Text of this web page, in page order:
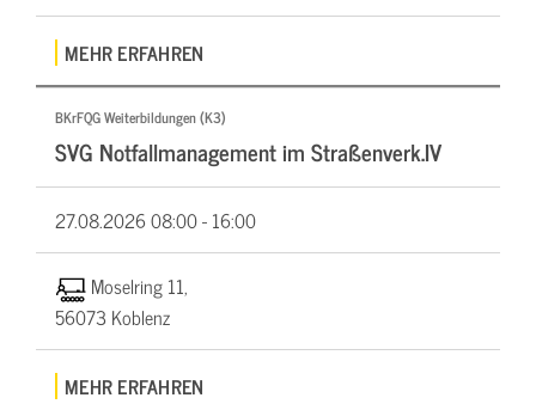
MEHR ERFAHREN
BKrFQG Weiterbildungen (K3)
SVG Notfallmanagement im Straßenverk.IV
27.08.202608:00 - 16:00
Moselring 11,
56073 Koblenz
MEHR ERFAHREN